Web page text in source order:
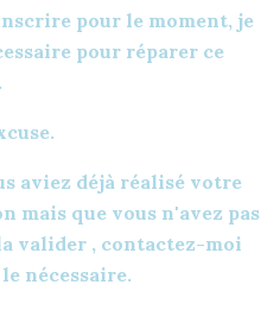
POUR HOMME
FÊTE DES PÈRES
LOISIRS CRÉATIFS
pour le moment, je
pour réparer ce
aviez déjà réalisé votre
mais que vous n'avez pas
valider , contactez-moi
nécessaire.